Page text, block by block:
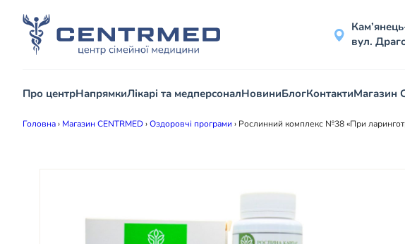
вул.
Про центрНапрямкиЛікарі та медперсоналНовиниБлогКонтактиМагазин
Головна› Магазин CENTRMED›Оздоровчі програми › Рослинний комплекс №38 «При